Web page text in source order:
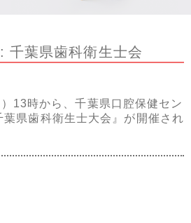
千葉県歯科衛生士会
13時から、千葉県口腔保健セン
葉県歯科衛生士大会』が開催され